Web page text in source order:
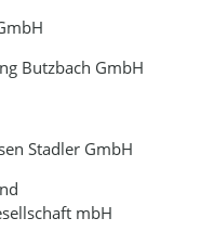
Butzbach GmbH
Stadler GmbH
mbH